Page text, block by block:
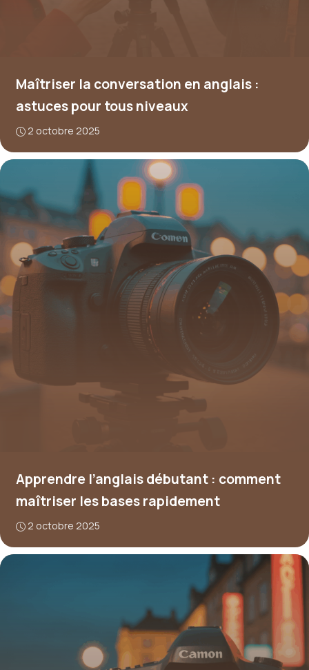
Maîtriser la conversation en anglais :
astuces pour tous niveaux
2 octobre 2025
Apprendre l’anglais débutant : comment
maîtriser les bases rapidement
2 octobre 2025